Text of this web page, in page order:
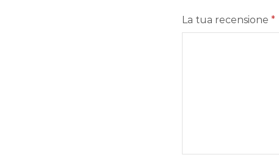
La tua recensione *